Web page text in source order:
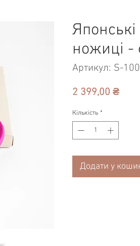
ножиці -
Артикул: S-
2 399,00 ₴Ціна
Кількість *
Додати у